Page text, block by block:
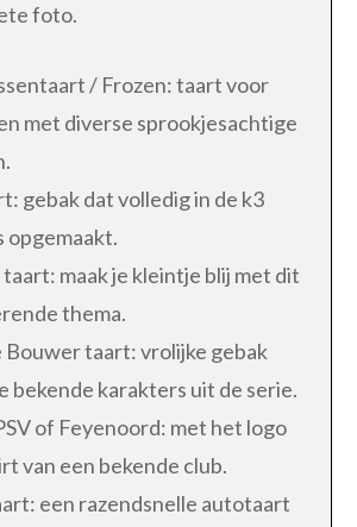
foto.
/ Frozen: taart voor
met diverse sprookjesachtige
gebak dat volledig in de k3
opgemaakt.
maak je kleintje blij met dit
thema.
Bouwer taart: vrolijke gebak
bekende karakters uit de serie.
of Feyenoord: met het logo
van een bekende club.
een razendsnelle autotaart